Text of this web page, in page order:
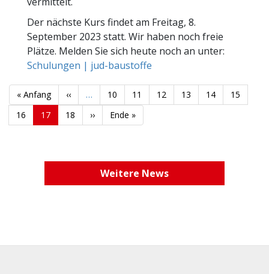
Der nächste Kurs findet am Freitag, 8.
September 2023 statt. Wir haben noch freie
Plätze. Melden Sie sich heute noch an unter:
Schulungen | jud-baustoffe
Seitennummerierung
Erste
Seite
« Anfang
Vorherige
Seite
‹‹ … Seite
10 Seite
11 Seite
12 Seite
13 Seite
14 Seite
15
Seite
16
Aktuelle
Seite
17 Seite
18
Nächste
Seite
››
Letzte
Seite
Ende »
Weitere News